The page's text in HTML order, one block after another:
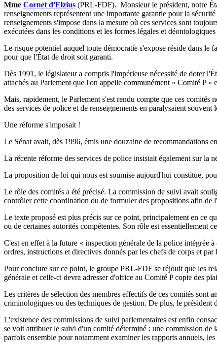
Mme Cornet d'Elzius (PRL-FDF). ­ Monsieur le président, notre
renseignements représentent une importante garantie pour la
renseignements s'impose dans la mesure où ces services sont
exécutées dans les conditions et les formes légales et déontologiques
Le risque potentiel auquel toute démocratie s'expose réside dans le
pour que l'État de droit soit garanti.
Dès 1991, le législateur a compris l'impérieuse nécessité de doter
attachés au Parlement que l'on appelle communément « Comité P »
Mais, rapidement, le Parlement s'est rendu compte que ces
des services de police et de renseignements en paralysaient
Une réforme s'imposait !
Le Sénat avait, dès 1996, émis une douzaine de recommandations
La récente réforme des services de police insistait également sur la
La proposition de loi qui nous est soumise aujourd'hui constitue,
Le rôle des comités a été précisé. La commission de suivi avait
contrôler cette coordination ou de formuler des propositions afin de
Le texte proposé est plus précis sur ce point, principalement en ce
ou de certaines autorités compétentes. Son rôle est
C'est en effet à la future « inspection générale de la police intégrée
ordres, instructions et directives donnés par les chefs de corps et
Pour conclure sur ce point, le groupe PRL-FDF se réjouit que les
générale et celle-ci devra adresser d'office au Comité P copie des
Les critères de sélection des membres effectifs de ces comités sont
criminologiques ou des techniques de gestion. De plus, le président
L'existence des commissions de suivi parlementaires est enfin
se voit attribuer le suivi d'un comité déterminé : une commission
parfois ensemble pour notamment examiner les rapports annuels,